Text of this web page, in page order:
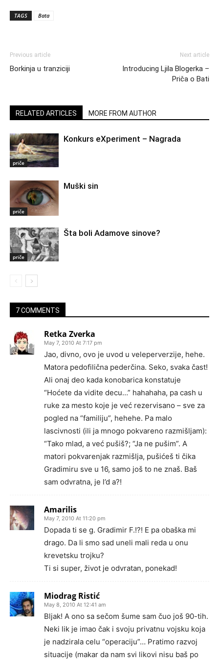
TAGS Bata
Previous article
Borkinja u tranziciji
Next article
Introducing Ljila Blogerka –
Priča o Bati
RELATED ARTICLES MORE FROM AUTHOR
priče
Konkurs eXperiment – Nagrada
priče
Muški sin
priče
Šta boli Adamove sinove?
7 COMMENTS
Retka Zverka
May 7, 2010 At 7:17 pm
Jao, divno, ovo je uvod u veleperverzije, hehe.
Matora pedofilična pederčina. Seko, svaka čast!
Ali onaj deo kada konobarica konstatuje
“Hoćete da vidite decu…” hahahaha, pa cash u
ruke za mesto koje je već rezervisano – sve za
pogled na “familiju”, hehehe. Pa malo
lascivnosti (ili ja mnogo pokvareno razmišljam):
“Tako mlad, a već pušiš?; “Ja ne pušim”. A
matori pokvarenjak razmišlja, pušićeš ti čika
Gradimiru sve u 16, samo još to ne znaš. Baš
sam odvratna, je l’d a?!
Amarilis
May 7, 2010 At 11:20 pm
Dopada ti se g. Gradimir F.!?! E pa obaška mi
drago. Da li smo sad uneli mali reda u onu
krevetsku trojku?
Ti si super, život je odvratan, ponekad!
Miodrag Ristić
May 8, 2010 At 12:41 am
Bljak! A ono sa sečom šume sam čuo još 90-tih.
Neki lik je imao čak i svoju privatnu vojsku koja
je nadzirala celu “operaciju”… Pratimo razvoj
situacije (makar da nam svi likovi nisu baš po